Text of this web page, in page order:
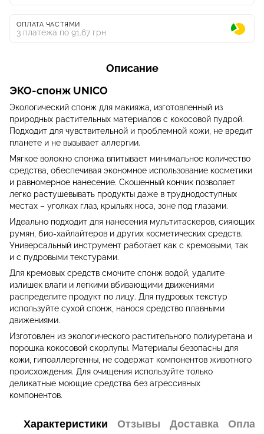
ОПЛАТА ЧАСТЯМИ
3 платежа по 91.67 грн
Описание
ЭКО-спонж UNICO
Экологический спонж для макияжа, изготовленный из
природных растительных материалов с кокосовой пудрой.
Подходит для чувствительной и проблемной кожи, не вредит
планете и не вызывает аллергии.
Мягкое волокно спонжа впитывает минимальное количество
средства, обеспечивая экономное использование косметики
и равномерное нанесение. Скошенный кончик позволяет
легко растушевывать продукты даже в труднодоступных
местах – уголках глаз, крыльях носа, зоне под глазами.
Идеально подходит для нанесения мультитаскеров, сияющих
румян, био-хайлайтеров и других косметических средств.
Универсальный инструмент работает как с кремовыми, так
и с пудровыми текстурами.
Для кремовых средств смочите спонж водой, удалите
излишек влаги и легкими вбивающими движениями
распределите продукт по лицу. Для пудровых текстур
используйте сухой спонж, нанося средство плавными
движениями.
Изготовлен из экологического растительного полиуретана и
порошка кокосовой скорлупы. Материалы безопасны для
кожи, гипоаллергенны, не содержат компонентов животного
происхождения. Для очищения используйте только
деликатные моющие средства без агрессивных
компонентов.
Характеристики Отзывы Доставка